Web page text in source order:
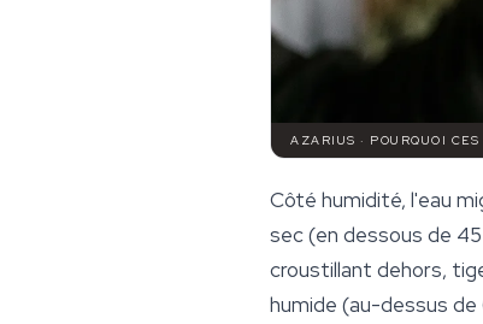
AZARIUS · POURQUOI
Côté humidité, l'eau
sec (en dessous de
croustillant dehors,
humide (au-dessus de